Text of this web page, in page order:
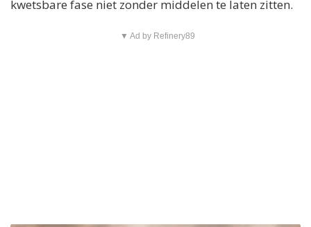
kwetsbare fase niet zonder middelen te laten zitten.
▼ Ad by Refinery89